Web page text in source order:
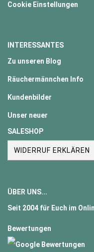
Cookie Einstellungen
INTERESSANTES
Zu unseren Blog
Räuchermännchen Info
Kundenbilder
Unser neuer
SALESHOP
WIDERRUF ERKLÄREN
ÜBER UNS...
Seit 2004 für Euch im
Bewertungen